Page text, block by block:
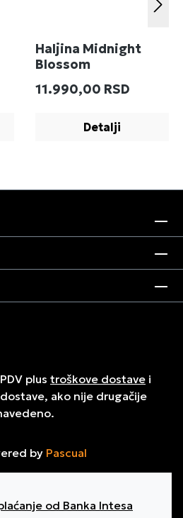
Haljina Midnight
Blossom
Redovna cena:
11.990,00 RSD
Detalji
plus troškove dostave i
ako nije drugačije
by Pascual